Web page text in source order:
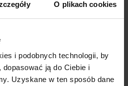
O plikach cookies
i podobnych technologii, by
ją do Ciebie i
Uzyskane w ten sposób dane
nieprzelotowych modułów.
w system otworów i zawiesi
do wentylatora lub instalacji